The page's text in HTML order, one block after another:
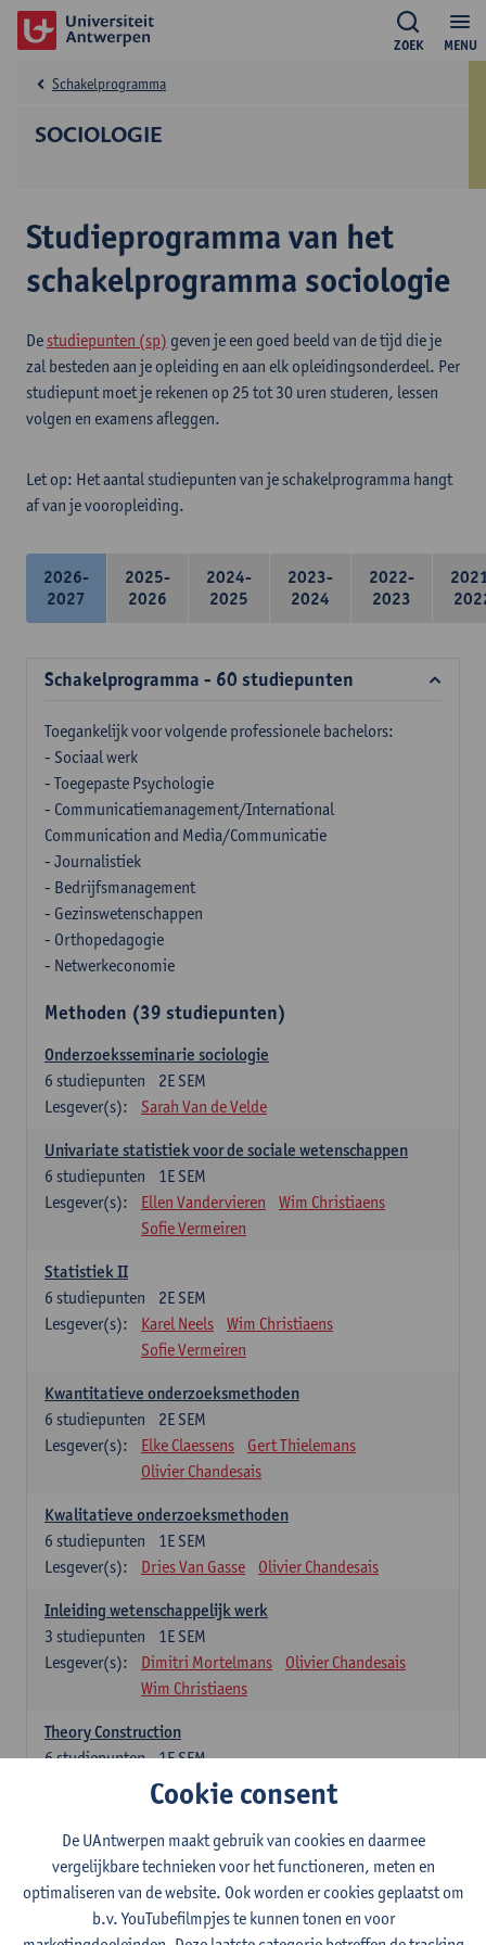
MENU
ZOEK
SOCIOLOGIE
Schakelprogramma
Studieprogramma van het
schakelprogramma sociologie
De studiepunten (sp) geven je een goed beeld van de tijd die je
zal besteden aan je opleiding en aan elk opleidingsonderdeel. Per
studiepunt moet je rekenen op 25 tot 30 uren studeren, lessen
volgen en examens afleggen.
Let op: Het aantal studiepunten van je schakelprogramma hangt
af van je vooropleiding.
2026-
2027
2025-
2026
2024-
2025
2023-
2024
2022-
2023
Schakelprogramma - 60 studiepunten
Toegankelijk voor volgende professionele bachelors:
- Sociaal werk
- Toegepaste Psychologie
- Communicatiemanagement/International
Communication and Media/Communicatie
- Journalistiek
- Bedrijfsmanagement
- Gezinswetenschappen
- Orthopedagogie
- Netwerkeconomie
Methoden (39 studiepunten)
Onderzoeksseminarie sociologie
2E SEM
6 studiepunten
Lesgever(s):
Sarah Van de Velde
Univariate statistiek voor de sociale wetenschappen
1E SEM
6 studiepunten
Lesgever(s):
Ellen Vandervieren
Wim Christiaens
Sofie Vermeiren
Statistiek II
2E SEM
6 studiepunten
Lesgever(s):
Karel Neels
Wim Christiaens
Sofie Vermeiren
Kwantitatieve onderzoeksmethoden
2E SEM
6 studiepunten
Lesgever(s):
Elke Claessens
Gert Thielemans
Olivier Chandesais
Kwalitatieve onderzoeksmethoden
1E SEM
6 studiepunten
Lesgever(s):
Dries Van Gasse Olivier Chandesais
Inleiding wetenschappelijk werk
1E SEM
3 studiepunten
Lesgever(s):
Dimitri Mortelmans
Olivier Chandesais
Wim Christiaens
Theory Construction
1E SEM
6studiepunten
Reda Mahajar
Algemeen vormende opleidingsonderdelen (15
studiepunten)
Sociale ongelijkheid: klasse, gender, etniciteit
1E SEM
3
studiepunten
Cookie consent
De UAntwerpen maakt gebruik van cookies en daarmee
vergelijkbare technieken voor het functioneren, meten en
optimaliseren van de website. Ook worden er cookies geplaatst om
b.v. YouTubefilmpjes te kunnen tonen en voor